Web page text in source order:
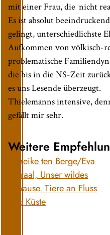
mit einer Frau, die nicht
Es ist absolut
gelingt, unterschiedlichste
Aufkommen von völkisch-
problematische
die bis in die NS-Zeit
es uns Lesende überzeugt.
Thielemanns intensive,
gefällt mir sehr.
Weitere
Mareike ten Berge/Eva
Moraal, Unser wildes
Zuhause. Tiere an Fluss
und Küste